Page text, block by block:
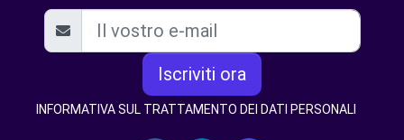
Iscriviti ora
INFORMATIVA SUL TRATTAMENTO DEI DATI PERSONALI